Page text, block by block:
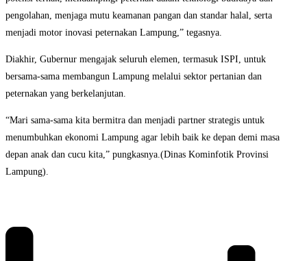
pengolahan, menjaga mutu keamanan pangan dan standar halal, serta
menjadi motor inovasi peternakan Lampung,” tegasnya.
Diakhir, Gubernur mengajak seluruh elemen, termasuk ISPI, untuk
bersama-sama membangun Lampung melalui sektor pertanian dan
peternakan yang berkelanjutan.
“Mari sama-sama kita bermitra dan menjadi partner strategis untuk
menumbuhkan ekonomi Lampung agar lebih baik ke depan demi masa
depan anak dan cucu kita,” pungkasnya.(Dinas Kominfotik Provinsi
Lampung).